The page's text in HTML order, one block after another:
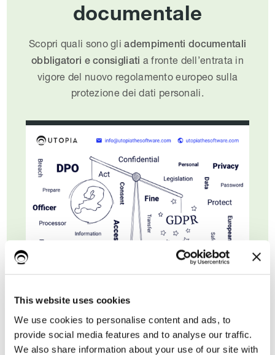
This website uses cookies
We use cookies to personalise content and ads, to
provide social media features and to analyse our traffic.
We also share information about your use of our site with
documentale
Scopri quali sono gliadempimenti documentali
obbligatori e consigliati a fronte dell’entrata in
vigore del nuovo regolamento europeo sulla
protezione dei dati personali.
Nome*